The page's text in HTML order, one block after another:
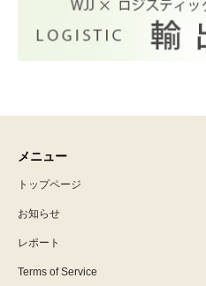
メニュー
トップページ
お知らせ
レポート
Terms of Service